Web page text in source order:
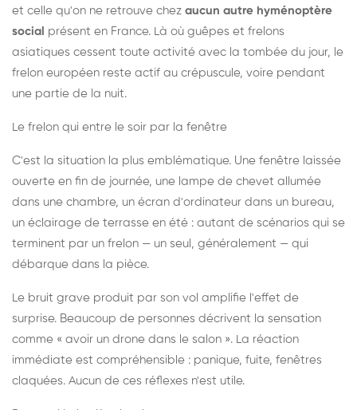
et celle qu'on ne retrouve chez aucun autre hyménoptère
social présent en France. Là où guêpes et frelons
asiatiques cessent toute activité avec la tombée du jour, le
frelon européen reste actif au crépuscule, voire pendant
une partie de la nuit.
Le frelon qui entre le soir par la fenêtre
C'est la situation la plus emblématique. Une fenêtre laissée
ouverte en fin de journée, une lampe de chevet allumée
dans une chambre, un écran d'ordinateur dans un bureau,
un éclairage de terrasse en été : autant de scénarios qui se
terminent par un frelon — un seul, généralement — qui
débarque dans la pièce.
Le bruit grave produit par son vol amplifie l'effet de
surprise. Beaucoup de personnes décrivent la sensation
comme « avoir un drone dans le salon ». La réaction
immédiate est compréhensible : panique, fuite, fenêtres
claquées. Aucun de ces réflexes n'est utile.